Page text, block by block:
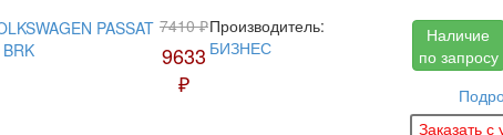
7410 ₽
9633
₽
Производитель:
БИЗНЕС
Наличие
по запросу